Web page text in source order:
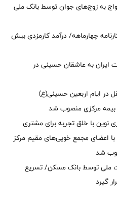
وام ازدواج به زوج‌های جوان توسط بانک ملی
چهارماهه/ درآمد کارمزدی بیش
ایران به عاشقان حسینی در
در ایام اربعین حسینی(ع)
بیمه مرکزی منصوب شد
نوین با خلق تجربه برای مشتری
با اعضای مجمع خویی‌های مقیم مرکز
شد
واحد نهضت ملی توسط بانک مسکن/ تسریع
گیرد